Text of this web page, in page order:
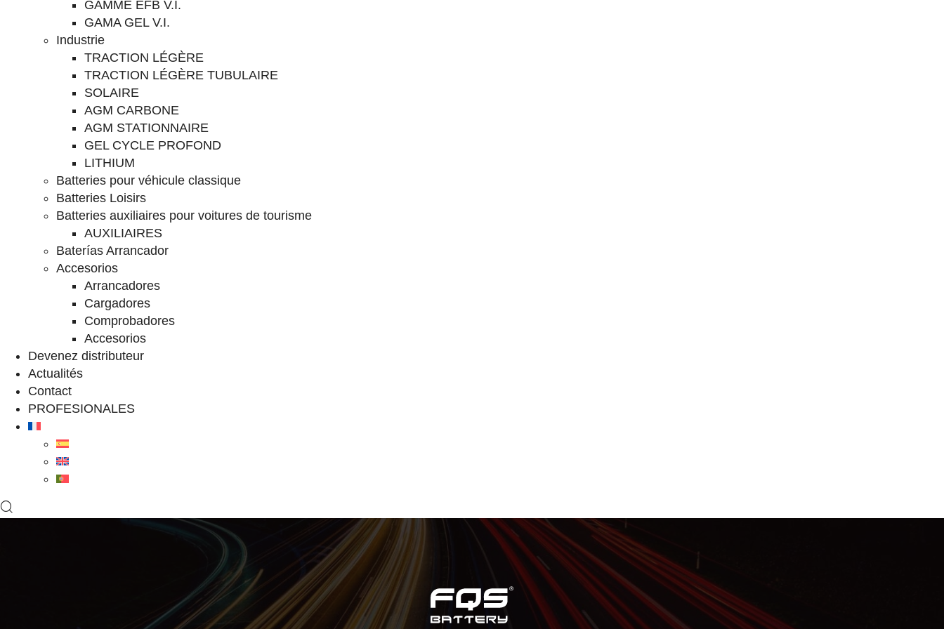
GAMME EFB V.I.
GAMA GEL V.I.
Industrie
TRACTION LÉGÈRE
TRACTION LÉGÈRE TUBULAIRE
SOLAIRE
AGM CARBONE
AGM STATIONNAIRE
GEL CYCLE PROFOND
LITHIUM
Batteries pour véhicule classique
Batteries Loisirs
Batteries auxiliaires pour voitures de tourisme
AUXILIAIRES
Baterías Arrancador
Accesorios
Arrancadores
Cargadores
Comprobadores
Accesorios
Devenez distributeur
Actualités
Contact
PROFESIONALES